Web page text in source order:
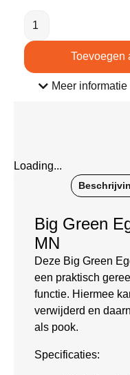
Toevoegen
Meer informatie
Loading...
Big Green
MN
Deze Big Green
een praktisch
functie. Hiermee
verwijderd en
als pook.
Specificaties: